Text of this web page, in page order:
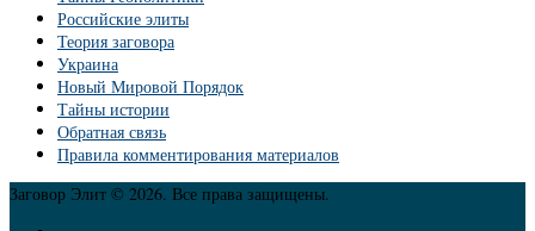
Российские элиты
Теория заговора
Украина
Новый Мировой Порядок
Тайны истории
Обратная связь
Правила комментирования материалов
Заговор Элит © 2026. Все права защищены.